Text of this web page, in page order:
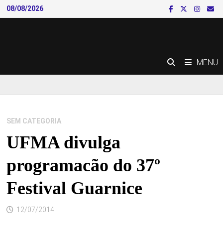
Skip
to
08/08/2026
MENU
SEM CATEGORIA
UFMA divulga
programacão do 37º
Festival Guarnice
12/07/2014